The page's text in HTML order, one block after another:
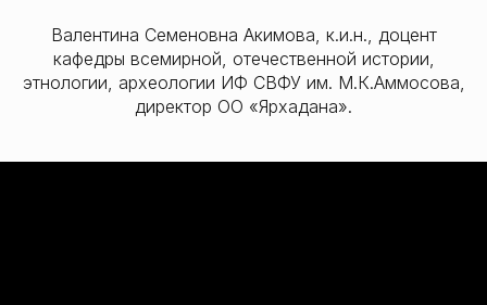
Валентина Семеновна Акимова, к.и.н., доцент
кафедры всемирной, отечественной истории,
этнологии, археологии ИФ СВФУ им. М.К.Аммосова,
директор ОО «Ярхадана».